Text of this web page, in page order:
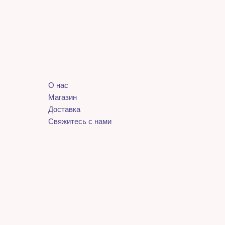
О нас
Магазин
Доставка
Свяжитесь с нами